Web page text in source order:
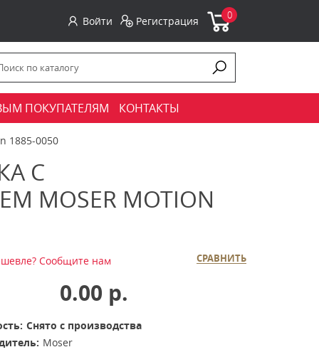
Войти Регистрация 0
ПОКУПАТЕЛЯМ КОНТАКТЫ
1885-0050
С
MOTION
СРАВНИТЬ
Сообщите нам
0.00 р.
Снято с производства
Moser